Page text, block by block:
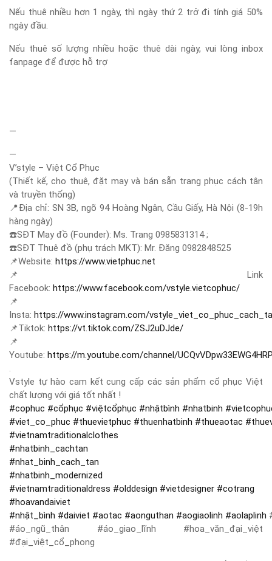
Nếu thuê nhiều hơn 1 ngày, thì ngày thứ 2 trở đi tính giá 50%
ngày đầu.
Nếu thuê số lượng nhiều hoặc thuê dài ngày, vui lòng inbox
fanpage để được hỗ trợ
—
—
V’style – Việt Cổ Phục
(Thiết kế, cho thuê, đặt may và bán sẵn trang phục cách tân
và truyền thống)
📍 Địa chỉ: SN 3B, ngõ 94 Hoàng Ngân, Cầu Giấy, Hà Nội (8-19h
hàng ngày)
☎️SĐT May đồ (Founder): Ms. Trang 0985831314 ;
☎️SĐT Thuê đồ (phụ trách MKT): Mr. Đăng 0982848525
📌Website: https://www.vietphuc.net
📌 Link
Facebook: https://www.facebook.com/vstyle.vietcophuc/
📌
Insta: https://www.instagram.com/
📌Tiktok: https://vt.tiktok.com/ZSJ2uDJde/
📌
Youtube: https://m.youtube.com/channel/
.
Vstyle tự hào cam kết cung cấp các sản phẩm cổ phục Việt
chất lượng với giá tốt nhất !
#cophuc #cổphục #việtcổphục #nhậtbình #nhatbinh #
#viet_co_phuc #thuevietphuc #thuenhatbinh #thueaotac #
#vietnamtraditionalclothes
#nhatbinh_cachtan
#nhat_binh_cach_tan
#nhatbinh_modernized
#vietnamtraditionaldress #olddesign #vietdesigner #cotrang
#hoavandaiviet
#nhật_bình #daiviet #aotac #aonguthan #aogiaolinh #aolaplinh
#áo_ngũ_thân #áo_giao_lĩnh #hoa_văn_đại_việt
#đại_việt_cổ_phong